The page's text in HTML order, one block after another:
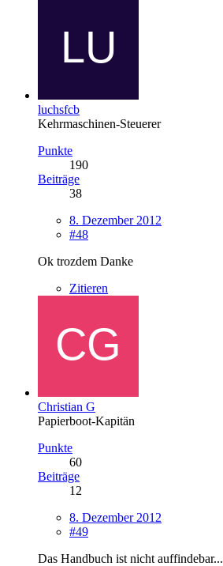
luchsfcb
Kehrmaschinen-Steuerer
Punkte
190
Beiträge
38
8. Dezember 2012
#48
Ok trozdem Danke
Zitieren
Christian G
Papierboot-Kapitän
Punkte
60
Beiträge
12
8. Dezember 2012
#49
Das Handbuch ist nicht auffindebar...